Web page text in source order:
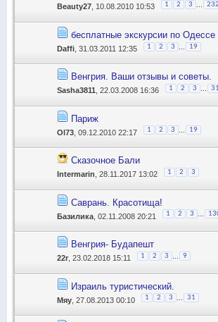
Beauty27 , 10.08.2010 10:53 1 2 3 232
бесплатные экскурсии по Одессе
Daffi , 31.03.2011 12:35 1 2 3 19
Венгрия. Ваши отзывы и советы.
Sasha3811 , 22.03.2008 16:36 1 2 3 31
Париж
Ol73 , 09.12.2010 22:17 1 2 3 ... 19
Сказочное Бали
Intermarin , 28.11.2017 13:02 1 2 3
Саврань. Красотища!
Базилика , 02.11.2008 20:21 1 2 3 ...
Венгрия- Будапешт
22r , 23.02.2018 15:11 1 2 3 9
Израиль туристический.
Мяу , 27.08.2013 00:10 1 2 3 31